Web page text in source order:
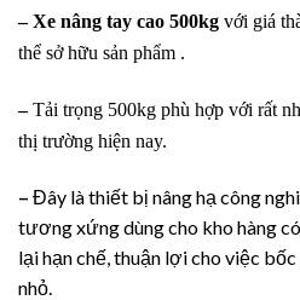
–Xe nâng tay cao 500kg với giá
thể sở hữu sản phẩm .
–Tải trọng 500kg phù hợp với rất
thị trường hiện nay.
– Đây là thiết bị nâng hạ công
tương xứng dùng cho kho hàng
lại hạn chế, thuận lợi cho việc
nhỏ.